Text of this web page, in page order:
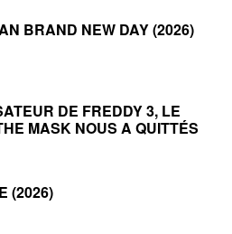
BRAND NEW DAY (2026)
DE FREDDY 3, LE
MASK NOUS A QUITTÉS
(2026)